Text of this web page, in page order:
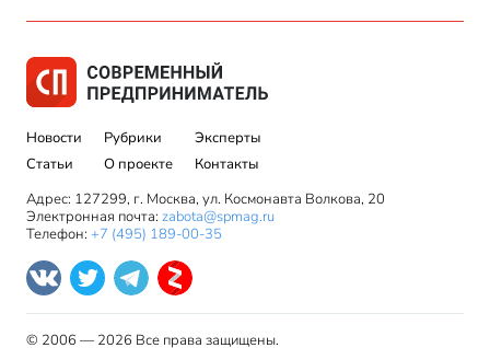
Новости
Статьи
Рубрики
О проекте
Эксперты
Контакты
Адрес: 127299, г. Москва, ул. Космонавта Волкова, 20
Электронная почта: zabota@spmag.ru
Телефон: +7 (495) 189-00-35
© 2006 — 2026 Все права защищены.